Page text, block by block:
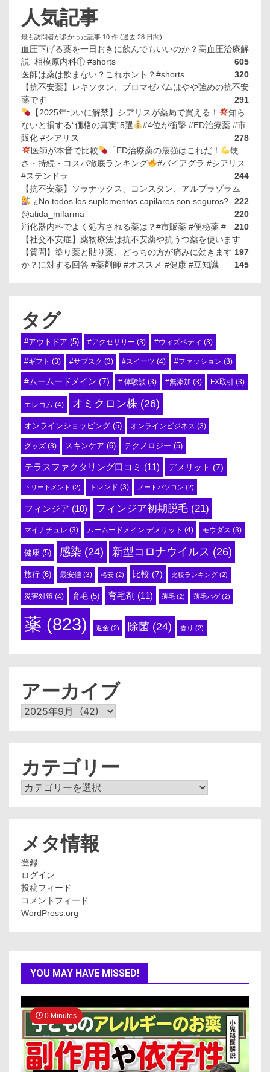
人気記事
最も訪問者が多かった記事 10 件 (過去 28 日間)
血圧下げる薬を一日おきに飲んでもいいのか？高血圧治療解
説_相模原内科① #shorts
605
医師は薬は飲まない？これホント？#shorts
320
【抗不安薬】レキソタン、ブロマゼパムはやや強めの抗不安
薬です
291
【2025年ついに解禁】シアリスが薬局で買える！
知ら
ないと損する“価格の真実”5選
#4位が衝撃 #ED治療薬 #市
販化 #シアリス
278
医師が本音で比較
「ED治療薬の最強はこれだ！
硬
さ・持続・コスパ徹底ランキング
#バイアグラ #シアリス
#ステンドラ
244
【抗不安薬】ソラナックス、コンスタン、アルプラゾラム
222
¿No todos los suplementos capilares son seguros?
@atida_mifarma
220
消化器内科でよく処方される薬は？#市販薬 #便秘薬 #
210
【社交不安症】薬物療法は抗不安薬や抗うつ薬を使います
197
【質問】塗り薬と貼り薬、どっちの方が痛みに効きます
か？に対する回答 #薬剤師 #オススメ #健康 #豆知識
145
タグ
#アウトドア (5) #アクセサリー (3) #ウィズペティ (3)
#ギフト (3) #サブスク (3) #スイーツ (4) #ファッション (3)
#ムームードメイン (7) # 体験談 (3) #無添加 (3) FX取引 (3)
エレコム (4) オミクロン株 (26)
オンラインショッピング (5) オンラインビジネス (3)
グッズ (3) スキンケア (6) テクノロジー (5)
テラスファクタリング口コミ (11) デメリット (7)
トリートメント (2) トレンド (3) ノートパソコン (2)
フィンジア (10) フィンジア初期脱毛 (21)
マイナチュレ (3) ムームードメイン デメリット (4) モウダス (3)
健康 (5) 感染 (24) 新型コロナウイルス (26)
旅行 (6) 最安値 (3) 格安 (2) 比較 (7) 比較ランキング (2)
災害対策 (4) 育毛 (5) 育毛剤 (11) 薄毛 (2) 薄毛ハゲ(2)
薬 (823) 返金 (2) 除菌 (24) 香り (2)
アーカイブ
ア
カテゴリー
カ
メタ情報
登録
ログイン
投稿フィード
コメントフィード
WordPress.org
YOU MAY HAVE MISSED!
0 Minutes